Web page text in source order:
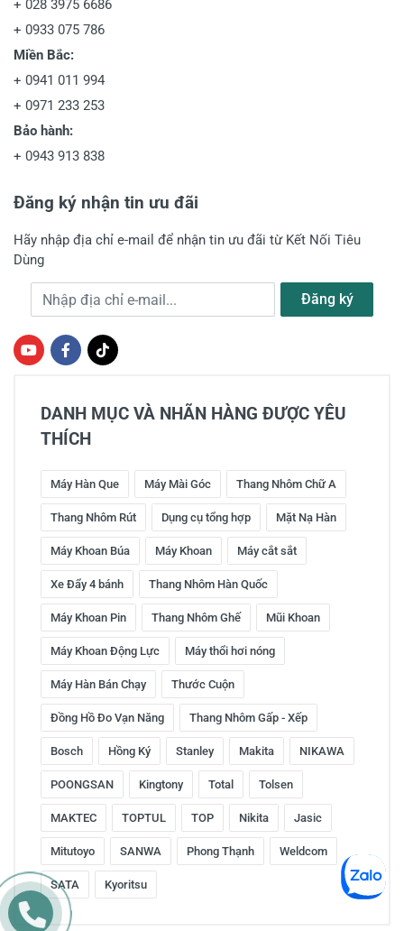
+ 028 3975 6686
+ 0933 075 786
Miền Bắc:
+ 0941 011 994
+ 0971 233 253
Bảo hành:
+ 0943 913 838
Đăng ký nhận tin ưu đãi
Hãy nhập địa chỉ e-mail để nhận tin ưu đãi từ Kết Nối Tiêu
Dùng
Địa chỉ e-mail Đăng ký
DANH MỤC VÀ NHÃN HÀNG ĐƯỢC YÊU
THÍCH
Máy Hàn Que Máy Mài Góc Thang Nhôm Chữ A
Thang Nhôm Rút Dụng cụ tổng hợp Mặt Nạ Hàn
Máy Khoan Búa Máy Khoan Máy cắt sắt
Xe Đẩy 4 bánh Thang Nhôm Hàn Quốc
Máy Khoan Pin Thang Nhôm Ghế Mũi Khoan
Máy Khoan Động Lực Máy thổi hơi nóng
Máy Hàn Bán Chạy Thước Cuộn
Đồng Hồ Đo Vạn Năng Thang Nhôm Gấp - Xếp
Bosch Hồng Ký Stanley Makita NIKAWA
POONGSAN Kingtony Total Tolsen
MAKTEC TOPTUL TOP Nikita Jasic
Mitutoyo SANWA Phong Thạnh Weldcom
SATA Kyoritsu